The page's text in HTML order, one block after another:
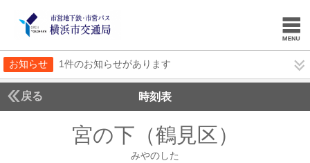
お知らせ 1件のお知らせがあります
戻る 時刻表
宮の下（鶴見区）
みやのした